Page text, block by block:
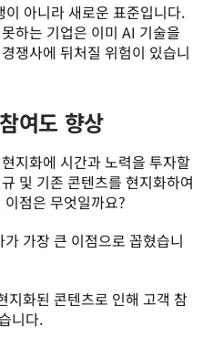
아니라 새로운 표준입니다.
하는 기업은 이미 AI 기술을
쟁사에 뒤처질 위험이 있습니
여도 향상
지화에 시간과 노력을 투자할
및 기존 콘텐츠를 현지화하여
점은 무엇일까요?
가장 큰 이점으로 꼽혔습니
지화된 콘텐츠로 인해 고객 참
니다.